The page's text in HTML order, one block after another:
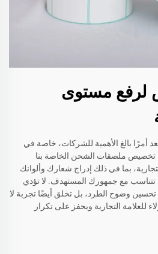
لرفع مستوى
أمرًا بالغ الأهمية للشركات، خاصة في
تخصيص ملصقات الشحن الخاصة بنا
بما في ذلك إدراج شعارك وألوانك
تتناسب مع جمهورك المستهدف. لا تؤدي
وضوح الطرد، بل تخلق أيضًا تجربة لا
للعلامة التجارية ويحفز على تكرار